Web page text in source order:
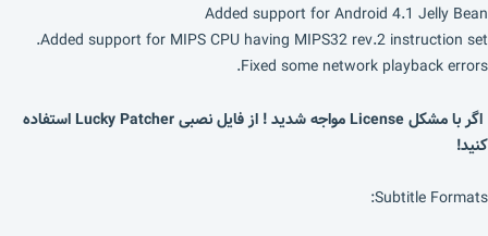
Added support for Android 4.1 Jelly Bean
Added support for MIPS CPU having MIPS32 rev.2 instruction set.
Fixed some network playback errors.
اگر با مشکل License مواجه شدید ! از فایل نصبی Lucky Patcher استفاده
کنید!
Subtitle Formats: